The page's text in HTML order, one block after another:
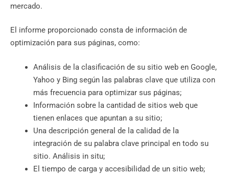
mercado.
El informe proporcionado consta de información de
optimización para sus páginas, como:
Análisis de la clasificación de su sitio web en Google,
Yahoo y Bing según las palabras clave que utiliza con
más frecuencia para optimizar sus páginas;
Información sobre la cantidad de sitios web que
tienen enlaces que apuntan a su sitio;
Una descripción general de la calidad de la
integración de su palabra clave principal en todo su
sitio. Análisis in situ;
El tiempo de carga y accesibilidad de un sitio web;